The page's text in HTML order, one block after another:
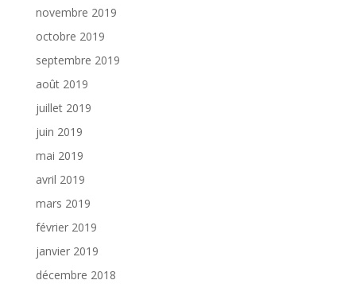
novembre 2019
octobre 2019
septembre 2019
août 2019
juillet 2019
juin 2019
mai 2019
avril 2019
mars 2019
février 2019
janvier 2019
décembre 2018